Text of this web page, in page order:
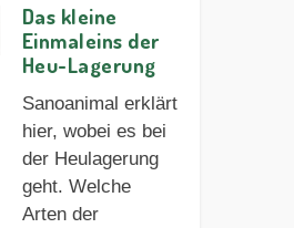
Das kleine
Einmaleins der
Heu-Lagerung
Sanoanimal erklärt
hier, wobei es bei
der Heulagerung
geht. Welche
Arten der